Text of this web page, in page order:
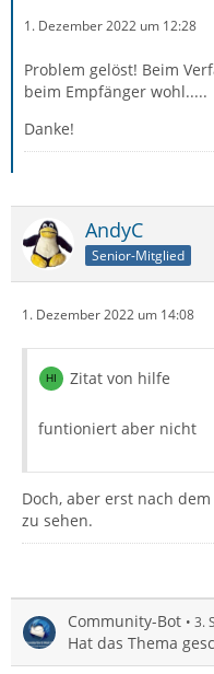
1. Dezember 2022 um 12:28
Problem gelöst! Beim
beim Empfänger wohl.....
Danke!
AndyC
Senior-Mitglied
1. Dezember 2022 um 14:08
Zitat von hilfe
funtioniert aber nicht
Doch, aber erst nach
zu sehen.
Community-Bot 3.
Hat das Thema